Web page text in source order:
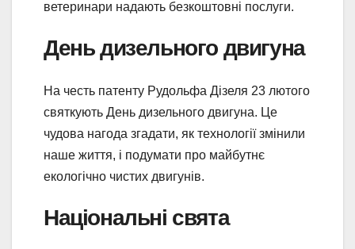
ветеринари надають безкоштовні послуги.
День дизельного двигуна
На честь патенту Рудольфа Дізеля 23 лютого
святкують День дизельного двигуна. Це
чудова нагода згадати, як технології змінили
наше життя, і подумати про майбутнє
екологічно чистих двигунів.
Національні свята